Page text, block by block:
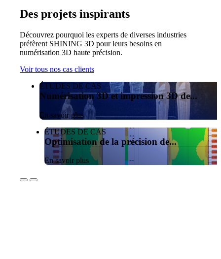
Des projets inspirants
Découvrez pourquoi les experts de diverses industries
préfèrent SHINING 3D pour leurs besoins en
numérisation 3D haute précision.
Voir tous nos cas clients
ÉTUDES DE CAS
Numérisation 3D et impression 3D de...
En savoir plus
ÉTUDES DE CAS
Optimisation de la précision de...
En savoir plus